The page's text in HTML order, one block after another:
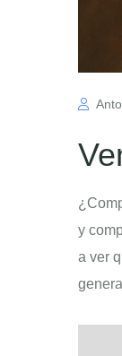
y
a ver